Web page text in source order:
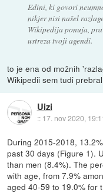
Edini, ki govori
nikjer nisi našel
Wikipedija ponuja,
ustreza tvoji agendi.
to je ena od možnih
Wikipedii sem tudi
Uizi
:: 17. nov 2020,
During 2015-2018,
past 30 days (Figure 1).
than men (8.4%). The
with age, from 7.9%
aged 40-59 to 19.0% for